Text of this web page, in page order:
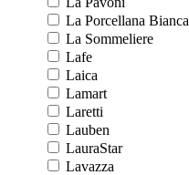
La Porcellana Bianca
La Sommeliere
Lafe
Laica
Lamart
Laretti
Lauben
LauraStar
Lavazza